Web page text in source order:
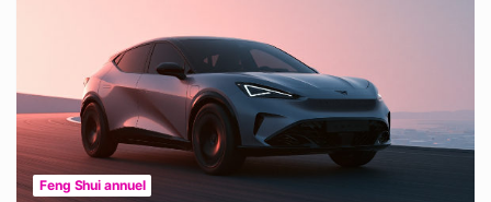
Feng Shui annuel